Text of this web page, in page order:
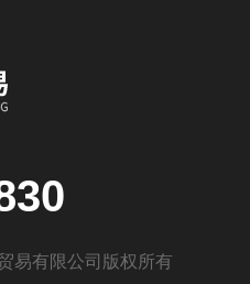
易有限公司版权所有